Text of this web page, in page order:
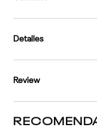
Detalles
Review